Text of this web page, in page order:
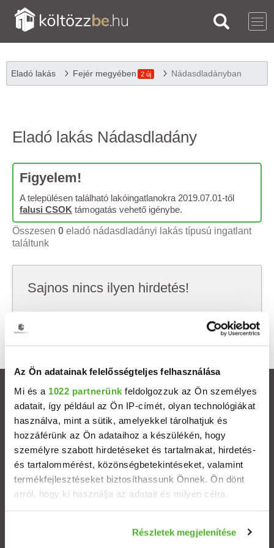
Az Ön adatainak felelősségteljes felhasználása
Mi és a 1022 partnerünk feldolgozzuk az Ön személyes
adatait, így például az Ön IP-címét, olyan technológiákat
használva, mint a sütik, amelyekkel tárolhatjuk és
hozzáférünk az Ön adataihoz a készülékén, hogy
személyre szabott hirdetéseket és tartalmakat, hirdetés-
és tartalommérést, közönségbetekintéseket, valamint
termékfejlesztéseket biztosíthassunk Önnek. Ön dönt
arról, hogy ki használja az adatait és milyen célra.
Információgyűjtés az Ön földrajzi elhelyezkedéséről
Részletek megjelenítése
Eladó lakás Fejér megyében 2 új Nádasdladányban
Eladó lakás Nádasdladány
Figyelem!
A településen található lakóingatlanokra 2019.07.01-től
falusi CSOK támogatás vehető igénybe.
Összesen 0 eladó nádasdladányi lakás típusú ingatlant
találtunk
Sajnos nincs ilyen hirdetés!
keresni, hátha akkor megtalálod, amit keresel.
Ingatlanok
Eladó házak
Eladó lakások
Települések